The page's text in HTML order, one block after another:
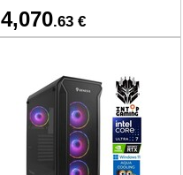
4,070.63 €